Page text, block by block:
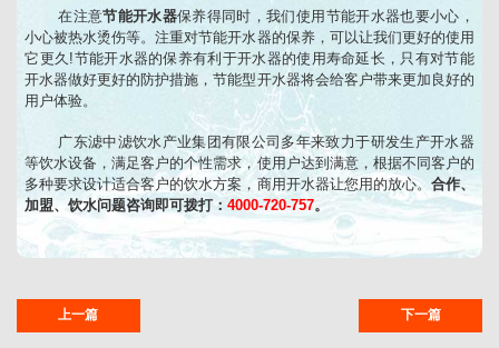
在注意节能开水器保养得同时，我们使用节能开水器也要小心，
小心被热水烫伤等。注重对节能开水器的保养，可以让我们更好的使用
它更久!节能开水器的保养有利于开水器的使用寿命延长，只有对节能
开水器做好更好的防护措施，节能型开水器将会给客户带来更加良好的
用户体验。
广东滤中滤饮水产业集团有限公司多年来致力于研发生产开水器
等饮水设备，满足客户的个性需求，使用户达到满意，根据不同客户的
多种要求设计适合客户的饮水方案，商用开水器让您用的放心。 合作、
加盟、饮水问题咨询即可拨打：4000-720-757。
上一篇 下一篇